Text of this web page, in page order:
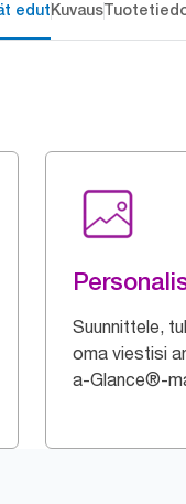
edutKuvaus
Suunnittele,
oma viestisi
a-Glance®-